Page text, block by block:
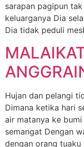
sarapan pagipun
keluarganya Dia
Dia tidak peduli
Hujan dan pelangi
Dimana ketika hari
air matanya ke
semangat Dengan
dengan orang tuaku